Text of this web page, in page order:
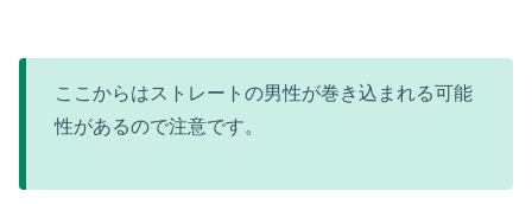
ここからはストレートの男性が巻き込まれる可能
性があるので注意です。